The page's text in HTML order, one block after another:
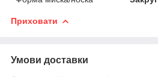
Приховати
Умови доставки